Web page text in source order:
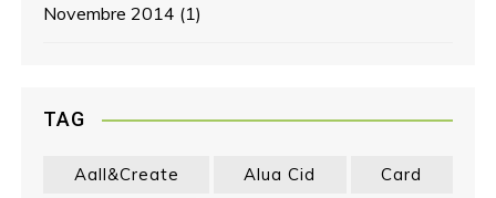
Novembre 2014 (1)
TAG
Aall&create Alua Cid
Card